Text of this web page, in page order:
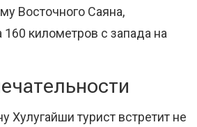
Восточного Саяна,
километров с запада на
Хулугайши турист встретит не